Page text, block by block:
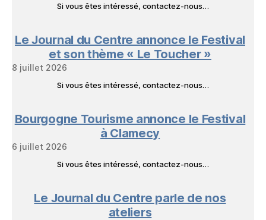
Si vous êtes intéressé, contactez-nous…
Le Journal du Centre annonce le Festival
et son thème « Le Toucher »
8 juillet 2026
Si vous êtes intéressé, contactez-nous…
Bourgogne Tourisme annonce le Festival
à Clamecy
6 juillet 2026
Si vous êtes intéressé, contactez-nous…
Le Journal du Centre parle de nos
ateliers